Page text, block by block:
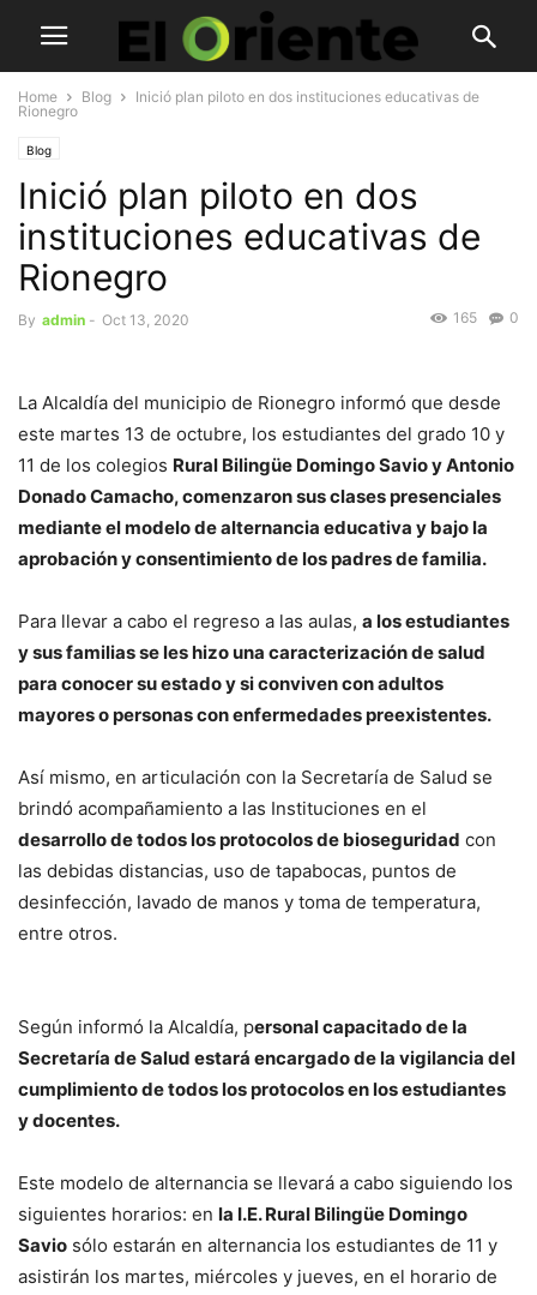
Home Blog
Inició plan piloto en dos instituciones educativas de
Rionegro
Blog
Inició plan piloto en dos
instituciones educativas de
Rionegro
By admin - Oct 13, 2020 0
165
La Alcaldía del municipio de Rionegro informó que desde
este martes 13 de octubre, los estudiantes del grado 10 y
11 de los colegios Rural Bilingüe Domingo Savio y Antonio
Donado Camacho, comenzaron sus clases presenciales
mediante el modelo de alternancia educativa y bajo la
aprobación y consentimiento de los padres de familia.
Para llevar a cabo el regreso a las aulas, a los estudiantes
y sus familias se les hizo una caracterización de salud
para conocer su estado y si conviven con adultos
mayores o personas con enfermedades preexistentes.
Así mismo, en articulación con la Secretaría de Salud se
brindó acompañamiento a las Instituciones en el
desarrollo de todos los protocolos de bioseguridad con
las debidas distancias, uso de tapabocas, puntos de
desinfección, lavado de manos y toma de temperatura,
entre otros.
Según informó la Alcaldía, personal capacitado de la
Secretaría de Salud estará encargado de la vigilancia del
cumplimiento de todos los protocolos en los estudiantes
y docentes.
Este modelo de alternancia se llevará a cabo siguiendo los
siguientes horarios: en la I.E. Rural Bilingüe Domingo
Savio sólo estarán en alternancia los estudiantes de 11 y
asistirán los martes, miércoles y jueves, en el horario de